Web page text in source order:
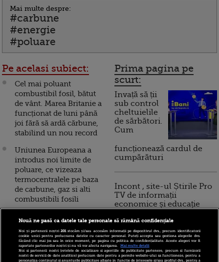
Mai multe despre:
#carbune
#energie
#poluare
Pe acelasi subiect:
Cel mai poluant
combustibil fosil, bătut
de vânt. Marea Britanie a
funcționat de luni până
joi fără să ardă cărbune,
stabilind un nou record
Uniunea Europeana a
introdus noi limite de
poluare, ce vizeaza
termocentralele pe baza
de carbune, gaz si alti
combustibili fosili
Marea Britanie scrie din
Revolutia Industriala de
acum 100 de ani. Regatul
a marcat prima zi fara
Prima pagina pe
scurt:
Invață să ții
sub control
cheltuielile
de sărbători.
Cum
funcționează cardul de
cumpărături
Incont , site-ul Știrile Pro
TV de informații
economice și educație
10 reguli pentru decizii
financiare inteligente
Nouă ne pasă ca datele tale personale să rămână confidențiale
Noi și partenerii noștri201stocăm și/sau accesăm informații pe dispozitivul dvs., precum identificatorii
cookie unici pentru prelucrarea datelor cu caracter personal. Puteți accepta sau gestiona alegerile dvs.
făcând clic mai jos sau în orice moment, pe pagina cu politica de confidențialitate. Aceste alegeri vor fi
raportate partenerilor noștri și nu vă vor afecta navigarea.
Mai multe detalii
Noi si partenerii nostri (retelele de socializare si agentiile de publicitate partenere, precum si furnizorii
nostri de servicii de date analitice) prelucram date pentru a permite website-ului sa functioneze, pentru a
personaliza continutul si anunturile publicitare afisate in functie de interesele si/sau profilul dvs., pentru a